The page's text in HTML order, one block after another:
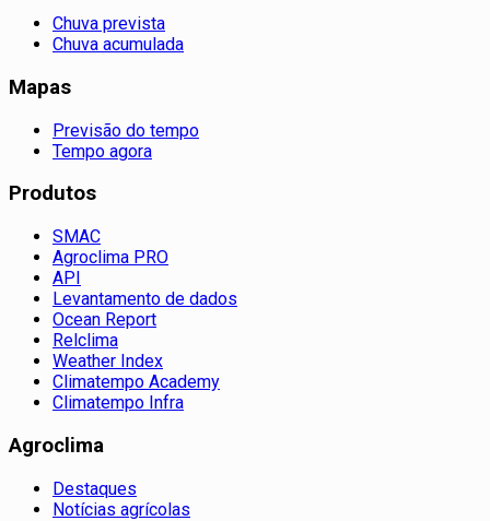
Chuva prevista
Chuva acumulada
Mapas
Previsão do tempo
Tempo agora
Produtos
SMAC
Agroclima PRO
API
Levantamento de dados
Ocean Report
Relclima
Weather Index
Climatempo Academy
Climatempo Infra
Agroclima
Destaques
Notícias agrícolas